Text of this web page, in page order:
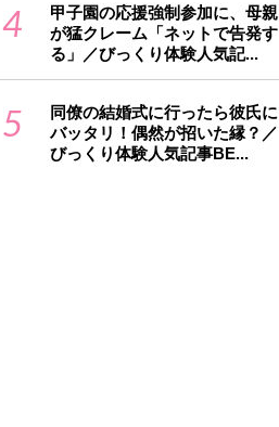
4
甲子園の応援強制参加に、母親
が猛クレーム「ネットで告発す
る」／びっくり体験人気記...
5
同僚の結婚式に行ったら彼氏に
バッタリ！偶然が招いた縁？／
びっくり体験人気記事BE...